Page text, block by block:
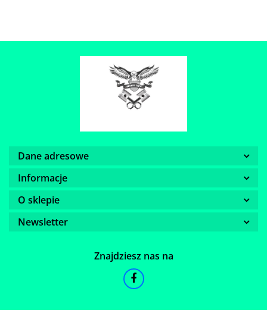
Dane adresowe
Informacje
O sklepie
Newsletter
Znajdziesz nas na